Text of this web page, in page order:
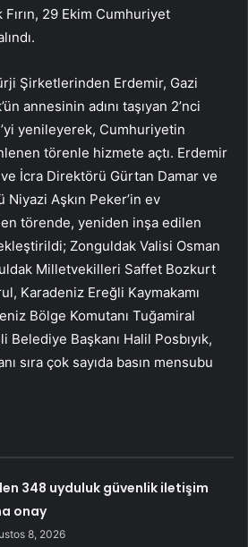
29 Ekim Cumhuriyet
Şirketlerinden Erdemir, Gazi
annesinin adını taşıyan 2’nci
yenileyerek, Cumhuriyetin
törenle hizmete açtı. Erdemir
İcra Direktörü Gürtan Damar ve
Aşkın Peker’in ev
törende, yeniden inşa edilen
Zonguldak Valisi Osman
Milletvekilleri Saffet Bozkurt
Karadeniz Ereğli Kaymakamı
Bölge Komutanı Tuğamiral
Belediye Başkanı Halil Posbıyık,
sıra çok sayıda basın mensubu
348 uyduluk güvenlik iletişim
onay
8, 2026